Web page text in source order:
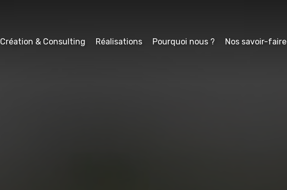
Création & Consulting Réalisations Pourquoi nous ? Nos savoir-faire